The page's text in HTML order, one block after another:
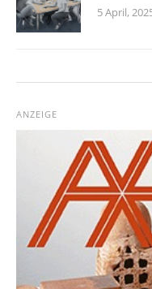
5 April,
ANZEIGE